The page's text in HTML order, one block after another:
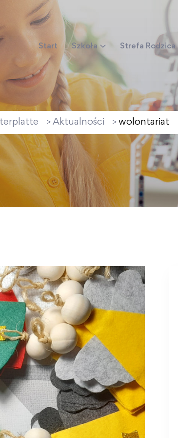
Start Szkoła Strefa Rodzica
> Aktualności > wolontariat